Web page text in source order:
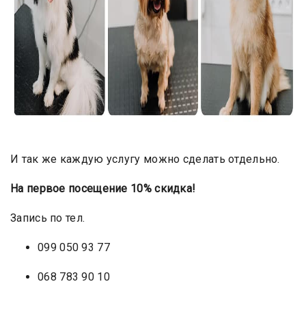
И так же каждую услугу можно сделать отдельно.
На первое посещение 10% скидка!
Запись по тел.
099 050 93 77
068 783 90 10